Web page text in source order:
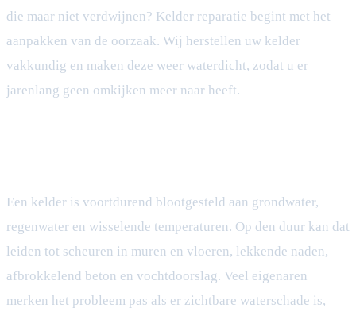
die maar niet verdwijnen? Kelder reparatie begint met het
aanpakken van de oorzaak. Wij herstellen uw kelder
vakkundig en maken deze weer waterdicht, zodat u er
jarenlang geen omkijken meer naar heeft.
Een kelder is voortdurend blootgesteld aan grondwater,
regenwater en wisselende temperaturen. Op den duur kan dat
leiden tot scheuren in muren en vloeren, lekkende naden,
afbrokkelend beton en vochtdoorslag. Veel eigenaren
merken het probleem pas als er zichtbare waterschade is,